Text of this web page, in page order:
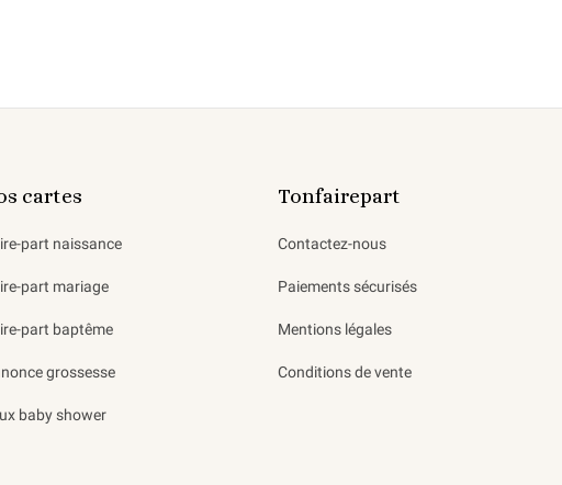
cartes
part naissance
part mariage
part baptême
grossesse
baby shower
Tonfairepart
Contactez-nous
Paiements sécurisés
Mentions légales
Conditions de vente